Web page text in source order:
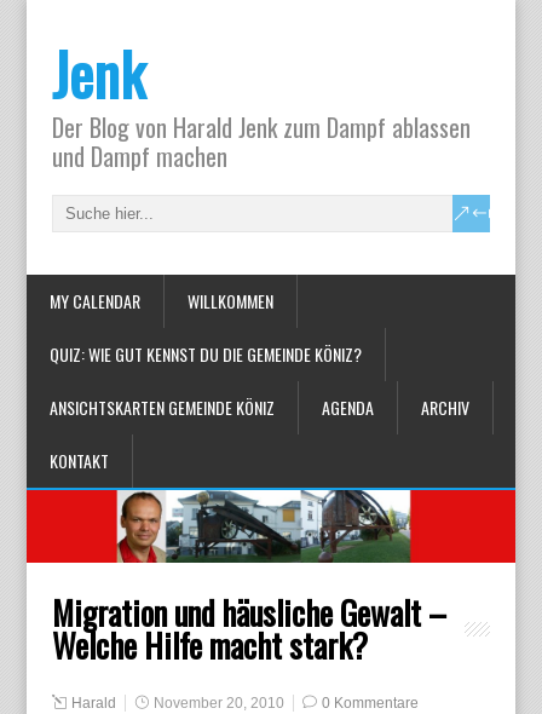
Jenk
Der Blog von Harald Jenk zum Dampf ablassen
und Dampf machen
MY CALENDAR WILLKOMMEN
QUIZ: WIE GUT KENNST DU DIE GEMEINDE KÖNIZ?
ANSICHTSKARTEN GEMEINDE KÖNIZ AGENDA ARCHIV
KONTAKT
Migration und häusliche Gewalt –
Welche Hilfe macht stark?
Harald November 20, 2010 0 Kommentare